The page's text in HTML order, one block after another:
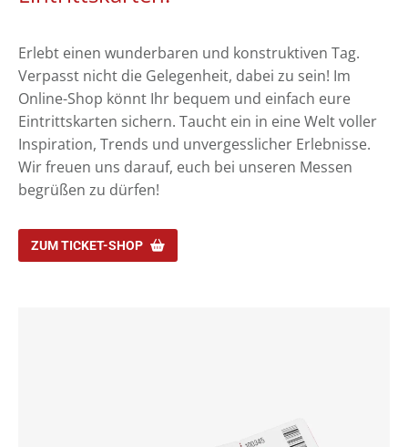
Erlebt einen wunderbaren und konstruktiven Tag.
Verpasst nicht die Gelegenheit, dabei zu sein! Im
Online-Shop könnt Ihr bequem und einfach eure
Eintrittskarten sichern. Taucht ein in eine Welt voller
Inspiration, Trends und unvergesslicher Erlebnisse.
Wir freuen uns darauf, euch bei unseren Messen
begrüßen zu dürfen!
ZUM TICKET-SHOP